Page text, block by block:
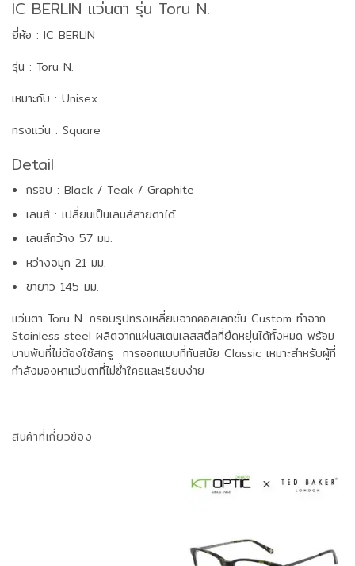
IC BERLIN แว่นตา รุ่น Toru N.
ยี่ห้อ : IC BERLIN
รุ่น : Toru N.
เหมาะกับ : Unisex
ทรงแว่น : Square
Detail
กรอบ : Black / Teak / Graphite
เลนส์ : เปลี่ยนเป็นเลนส์สายตาได้
เลนส์กว้าง 57 มม.
หว่างจมูก 21 มม.
ขายาว 145 มม.
แว่นตา Toru N. กรอบรูปทรงเหลี่ยมจากคอลเลกชั่น Custom ทำจาก
Stainless steel ผลิตจากแผ่นสเตนเลสสตีลที่ยืดหยุ่นได้ทั้งหมด พร้อม
บานพับที่ไม่ต้องใช้สกรู การออกแบบที่ทันสมัย Classic เหมาะสำหรับผู้ที่
กำลังมองหาแว่นตาที่ไม่ซ้ำใครและเรียบง่าย
สินค้าที่เกี่ยวข้อง